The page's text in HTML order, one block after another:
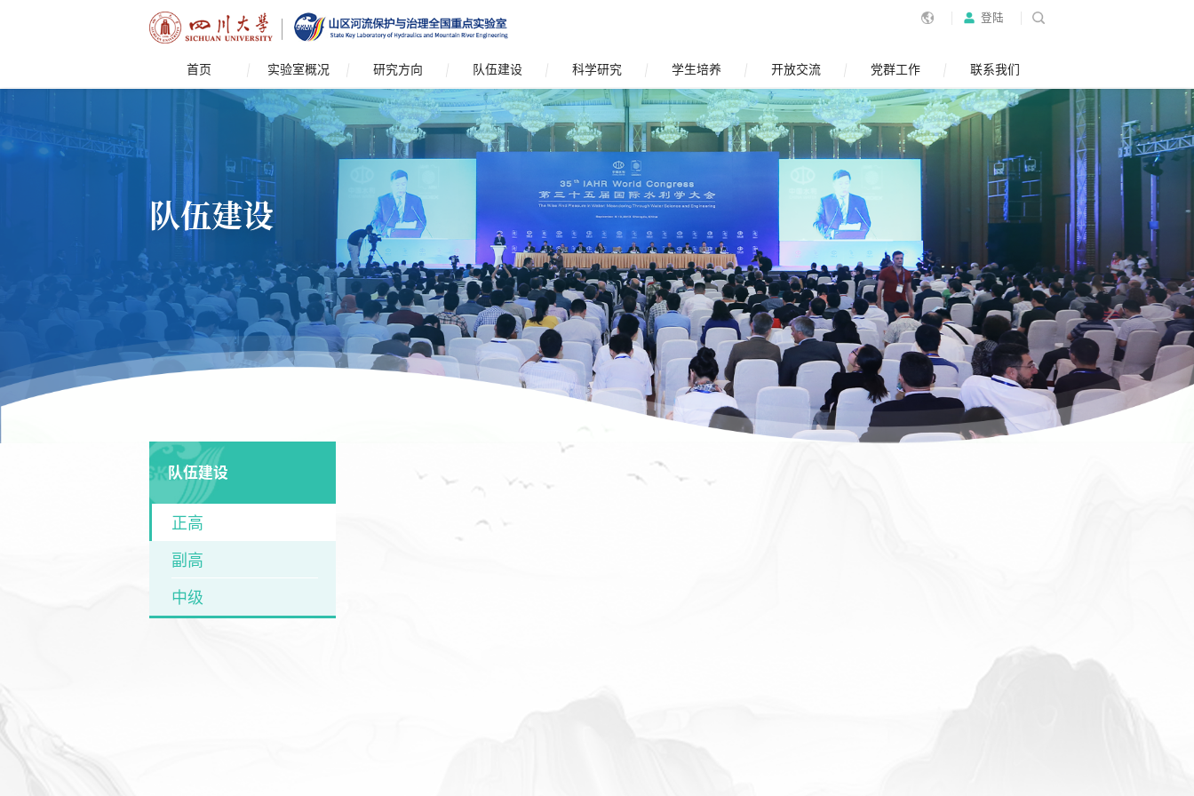
登陆
首页 实验室概况 研究方向 队伍建设 科学研究 学生培养 开放交流 党群工作 联系我们
队伍建设
队伍建设
正高
副高
中级